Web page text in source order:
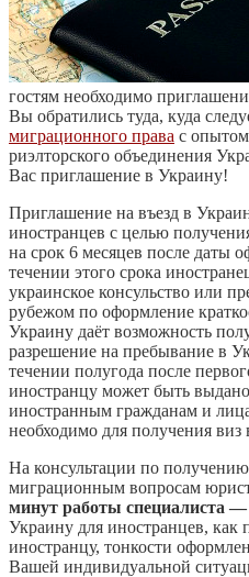
гостям необходимо
Вы обратились туда, куда
миграционного права с
риэлторского объединения
Вас приглашение в Украину!
Приглашение на въезд в
иностранцев с целью
на срок 6 месяцев после даты
течении этого срока
украинское консульство или
рубежом по оформление
Украину даёт возможность
разрешение на пребывание в
течении полугода после
иностранцу может быть
иностранным гражданам и
необходимо для получения виз
На консультации по
миграционным вопросам
минут работы специалиста —
Украину для иностранцев, как
иностранцу, тонкости
Вашей индивидуальной